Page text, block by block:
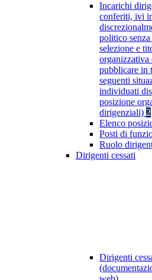
Incarichi
conferiti, ivi
politico
selezione e
pubblicare in
seguenti
individuati
posizione
dirigenziali) 2
Elenco
Posti di
Ruolo
Dirigenti cessati
Dirigenti